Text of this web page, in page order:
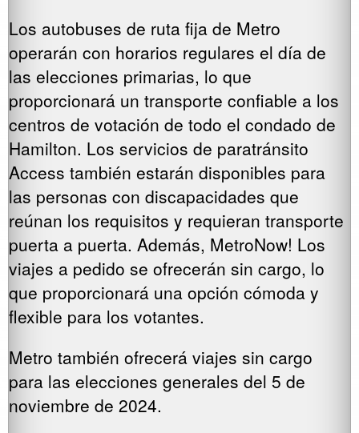
Los autobuses de ruta fija de Metro
operarán con horarios regulares el día de
las elecciones primarias, lo que
proporcionará un transporte confiable a los
centros de votación de todo el condado de
Hamilton. Los servicios de paratránsito
Access también estarán disponibles para
las personas con discapacidades que
reúnan los requisitos y requieran transporte
puerta a puerta. Además, MetroNow! Los
viajes a pedido se ofrecerán sin cargo, lo
que proporcionará una opción cómoda y
flexible para los votantes.
Metro también ofrecerá viajes sin cargo
para las elecciones generales del 5 de
noviembre de 2024.